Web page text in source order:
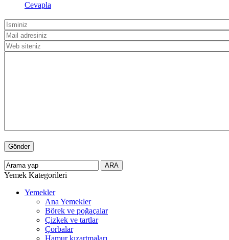
Cevapla
Yemek Kategorileri
Yemekler
Ana Yemekler
Börek ve poğaçalar
Çizkek ve tartlar
Çorbalar
Hamur kızartmaları